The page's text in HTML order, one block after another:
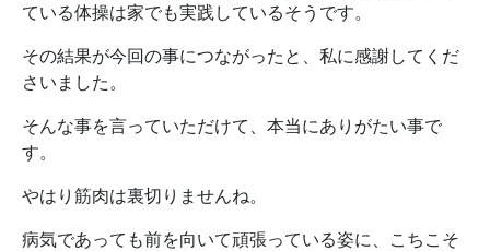
ている体操は家でも実践しているそうです。
その結果が今回の事につながったと、私に感謝してくだ
さいました。
そんな事を言っていただけて、本当にありがたい事で
す。
やはり筋肉は裏切りませんね。
病気であっても前を向いて頑張っている姿に、こちこそ